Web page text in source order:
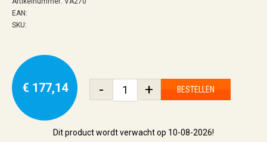
EAN:
SKU:
€ 177,14 - + BESTELLEN
Dit product wordt verwacht op 10-08-2026!